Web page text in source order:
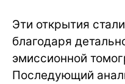
Эти открытия
благодаря
эмиссионной
Последующий